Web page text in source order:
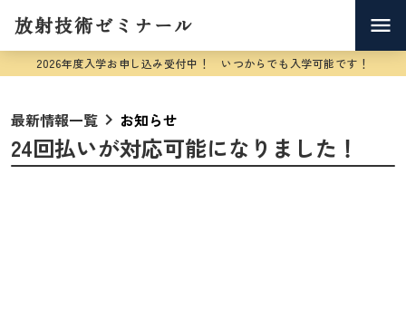
放射技術ゼミナール menu
2026年度入学お申し込み受付中！ いつからでも入学可能です！
最新情報一覧 keyboard_arrow_right お知らせ
24回払いが対応可能になりました！